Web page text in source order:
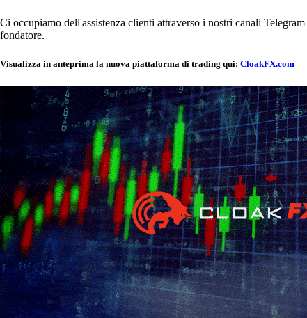
Ci occupiamo dell'assistenza clienti attraverso i nostri canali
fondatore.
Visualizza in anteprima la nuova piattaforma di trading qui: CloakFX.com